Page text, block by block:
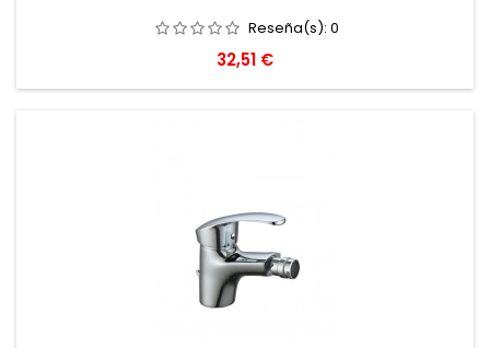
Reseña(s): 0
Precio
32,51 €